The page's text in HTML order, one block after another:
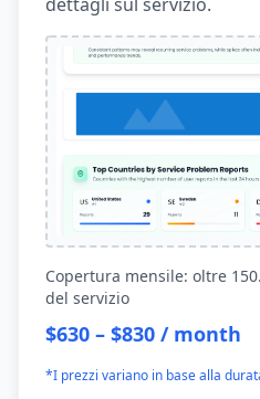
Copertura mensile: oltre
del servizio
$630 – $830 / month
*I prezzi variano in base alla